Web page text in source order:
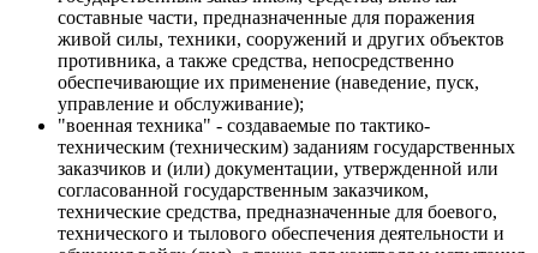
составные части, предназначенные для поражения
живой силы, техники, сооружений и других объектов
противника, а также средства, непосредственно
обеспечивающие их применение (наведение, пуск,
управление и обслуживание);
"военная техника" - создаваемые по тактико-
техническим (техническим) заданиям государственных
заказчиков и (или) документации, утвержденной или
согласованной государственным заказчиком,
технические средства, предназначенные для боевого,
технического и тылового обеспечения деятельности и